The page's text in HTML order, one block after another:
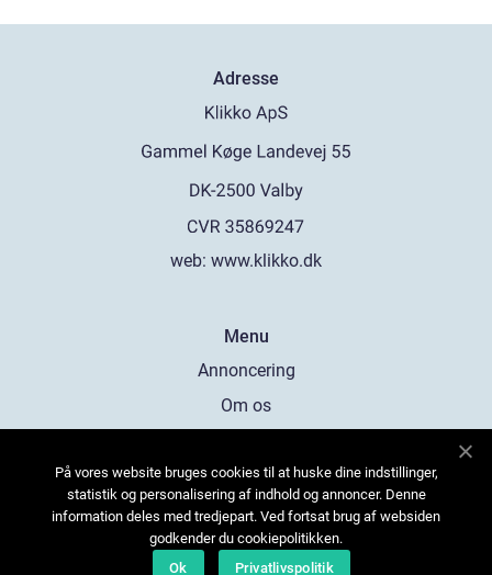
Adresse
web: www.klikko.dk
Menu
Annoncering
Om os
Kontakt os
Sitemap
På vores website bruges cookies til at huske dine indstillinger,
statistik og personalisering af indhold og annoncer. Denne
information deles med tredjepart. Ved fortsat brug af websiden
godkender du cookiepolitikken.
Ok
Privatlivspolitik